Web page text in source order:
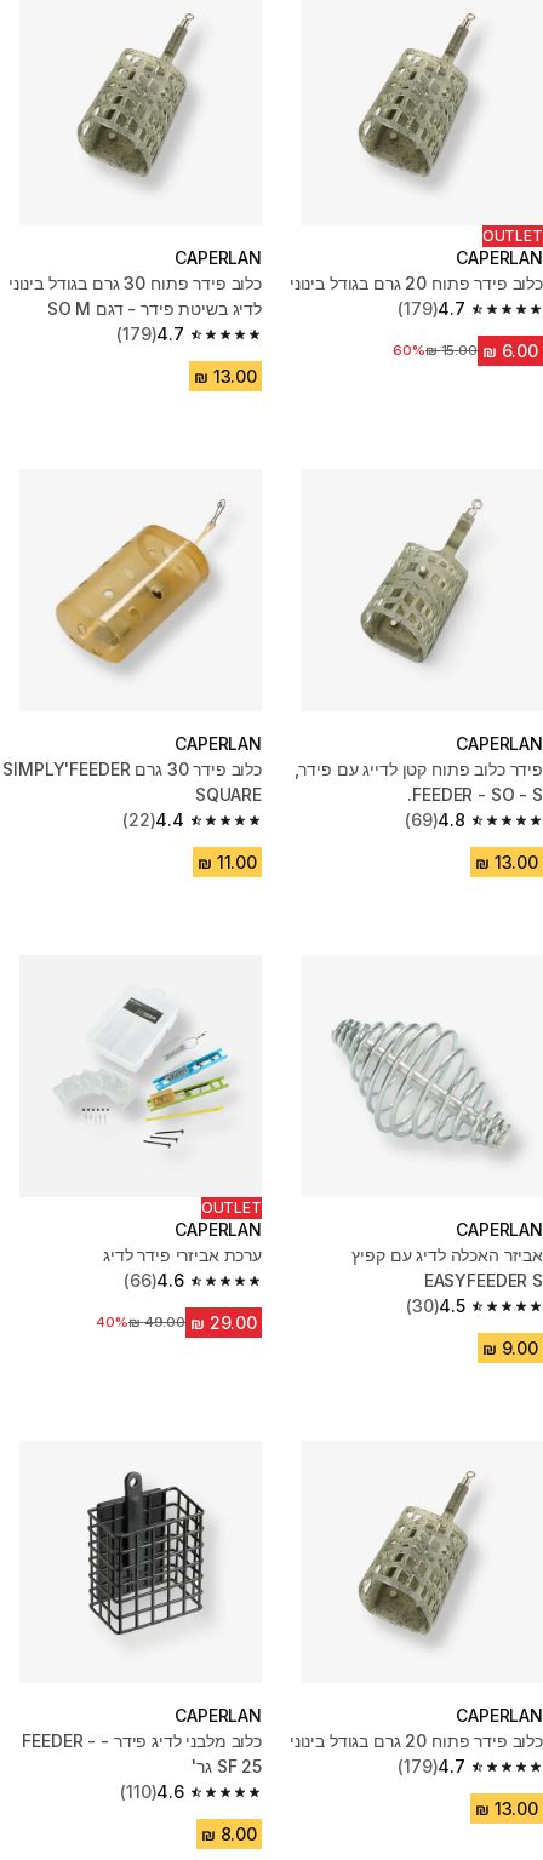
OUTLET
CAPERLAN
כלוב פידר פתוח 20 גרם בגודל בינוני
4.7
4.7 out of 5 stars from 179 reviews
(179)
מחיר לפני הנחה‏15.00 ₪
60%
CAPERLAN
כלוב פידר פתוח 30 גרם בגודל בינוני
לדיג בשיטת פידר - דגם SO M
4.7
4.7 out of 5 stars from 179 reviews
(179)
CAPERLAN
פידר כלוב פתוח קטן לדייג עם פידר,
FEEDER - SO - S.
4.8
4.8 out of 5 stars from 69 reviews
(69)
CAPERLAN
כלוב פידר 30 גרם SIMPLY'FEEDER
SQUARE
4.4
4.4 out of 5 stars from 22 reviews
(22)
CAPERLAN
אביזר האכלה לדיג עם קפיץ
EASYFEEDER S
4.5
4.5 out of 5 stars from 30 reviews
(30)
OUTLET
CAPERLAN
ערכת אביזרי פידר לדיג
4.6
4.6 out of 5 stars from 66 reviews
(66)
מחיר לפני הנחה‏49.00 ₪
40%
CAPERLAN
כלוב פידר פתוח 20 גרם בגודל בינוני
4.7
4.7 out of 5 stars from 179 reviews
(179)
CAPERLAN
כלוב מלבני לדיג פידר - FEEDER -
SF 25 גר'
4.6
4.6 out of 5 stars from 110 reviews
(110)